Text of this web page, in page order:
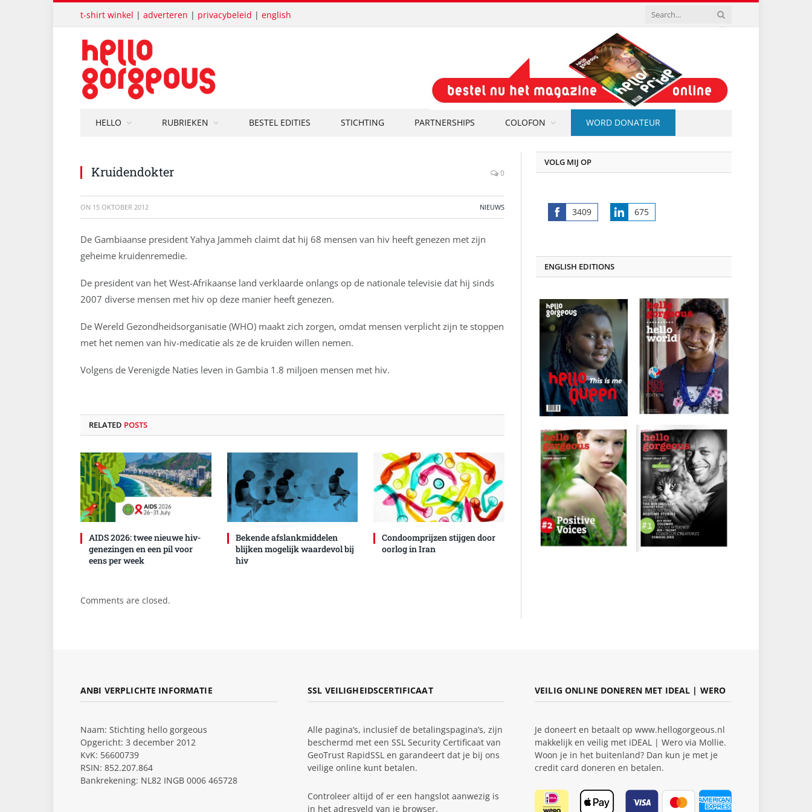
t-shirt winkel | adverteren | privacybeleid | english
HELLO RUBRIEKEN BESTEL EDITIES STICHTING PARTNERSHIPS COLOFON WORD DONATEUR
Kruidendokter 0
ON 15 OKTOBER 2012 NIEUWS
De Gambiaanse president Yahya Jammeh claimt dat hij 68 mensen van hiv heeft genezen met zijn
geheime kruidenremedie.
De president van het West-Afrikaanse land verklaarde onlangs op de nationale televisie dat hij sinds
2007 diverse mensen met hiv op deze manier heeft genezen.
De Wereld Gezondheidsorganisatie (WHO) maakt zich zorgen, omdat mensen verplicht zijn te stoppen
met het nemen van hiv-medicatie als ze de kruiden willen nemen.
Volgens de Verenigde Naties leven in Gambia 1.8 miljoen mensen met hiv.
RELATED POSTS
AIDS 2026: twee nieuwe hiv-
genezingen en een pil voor
eens per week
Bekende afslankmiddelen
blijken mogelijk waardevol bij
hiv
Condoomprijzen stijgen door
oorlog in Iran
Comments are closed.
VOLG MIJ OP
3409
Share
675
Share
ENGLISH EDITIONS
ANBI VERPLICHTE INFORMATIE
Naam: Stichting hello gorgeous
Opgericht: 3 december 2012
KvK: 56600739
RSIN: 852.207.864
Bankrekening: NL82 INGB 0006 465728
SSL VEILIGHEIDSCERTIFICAAT
Alle pagina’s, inclusief de betalingspagina’s, zijn
beschermd met een SSL Security Certificaat van
GeoTrust RapidSSL en garandeert dat je bij ons
veilige online kunt betalen.
Controleer altijd of er een hangslot aanwezig is
in het adresveld van je browser.
VEILIG ONLINE DONEREN MET IDEAL | WERO
Je doneert en betaalt op www.hellogorgeous.nl
makkelijk en veilig met iDEAL | Wero via Mollie.
Woon je in het buitenland? Dan kun je met je
credit card doneren en betalen.